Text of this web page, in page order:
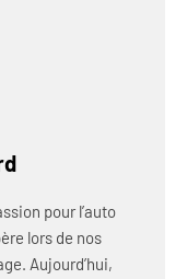
pour l’auto
lors de nos
Aujourd’hui,